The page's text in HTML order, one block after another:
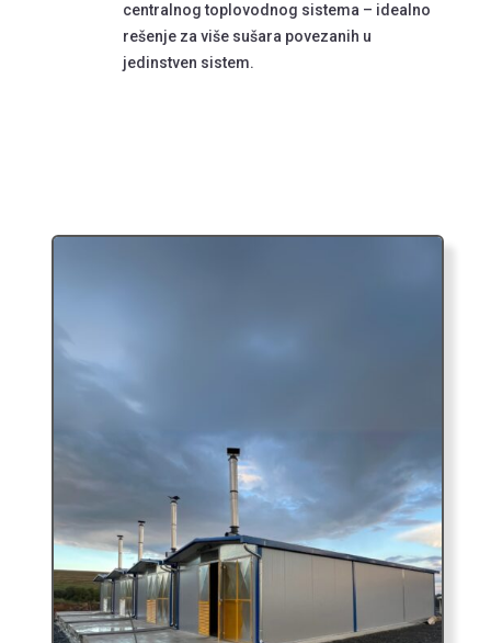
centralnog toplovodnog sistema – idealno
rešenje za više sušara povezanih u
jedinstven sistem.